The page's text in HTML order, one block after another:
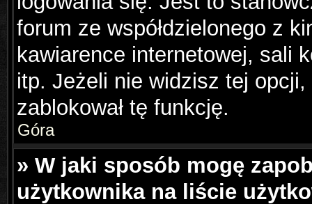
forum ze współdzielonego z
kawiarence internetowej, sali
itp. Jeżeli nie widzisz tej
zablokował tę funkcję.
Góra
» W jaki sposób mogę
użytkownika na liście